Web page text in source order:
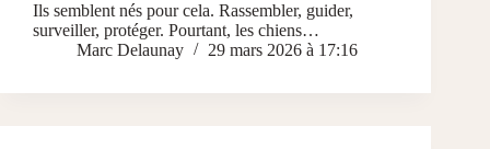
Ils semblent nés pour cela. Rassembler, guider,
surveiller, protéger. Pourtant, les chiens…
Marc Delaunay
29 mars 2026 à 17:16